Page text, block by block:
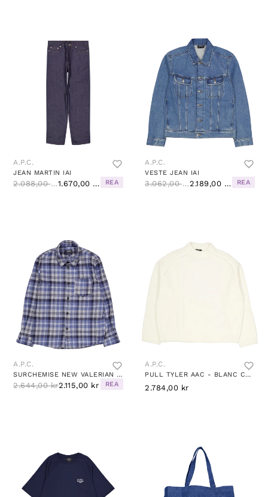
A.P.C.
JEAN MARTIN IAI
2.088,00 kr 1.670,00 kr REA
A.P.C.
VESTE JEAN IAI
3.062,00 kr 2.189,00 kr REA
A.P.C.
SURCHEMISE NEW VALERIAN IAA
2.644,00 kr2.115,00 kr REA
A.P.C.
PULL TYLER AAC - BLANC CASSE
2.784,00 kr